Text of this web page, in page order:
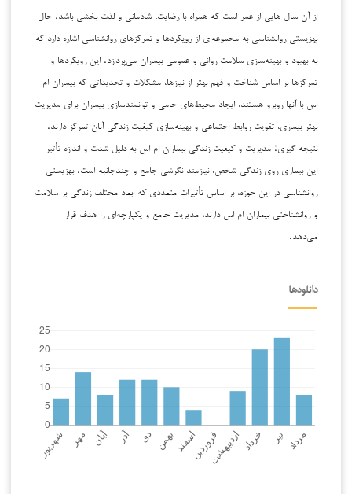
از آن سال هایی از عمر است که همراه با رضایت، شادمانی و لذت بخشی باشد. حال
بهزیستی روانشناسی به مجموعه‌ای از رویکردها و تمرکزهای روانشناسی اشاره دارد که
به بهبود و بهینه‌سازی سلامت روانی و عمومی بیماران می‌پردازد. این رویکردها و
تمرکزها بر اساس شناخت و فهم بهتر از نیازها، مشکلات و تحدیداتی که بیماران ام
اس با آنها روبرو هستند، ایجاد محیط‌های حامی و توانمندسازی بیماران برای مدیریت
بهتر بیماری، تقویت روابط اجتماعی و بهینه‌سازی کیفیت زندگی آنان تمرکز دارند.
نتیجه گیری: مدیریت و کیفیت زندگی بیماران ام اس به دلیل شدت و اندازه تأثیر
این بیماری روی زندگی شخص، نیازمند نگرشی جامع و چندجانبه است. بهزیستی
روانشناسی در این حوزه، بر اساس تأثیرات متعددی که ابعاد مختلف زندگی بر سلامت
و روانشناختی بیماران ام اس دارند، مدیریت جامع و یکپارچه‌ای را هدف قرار
می‌دهد.
دانلودها